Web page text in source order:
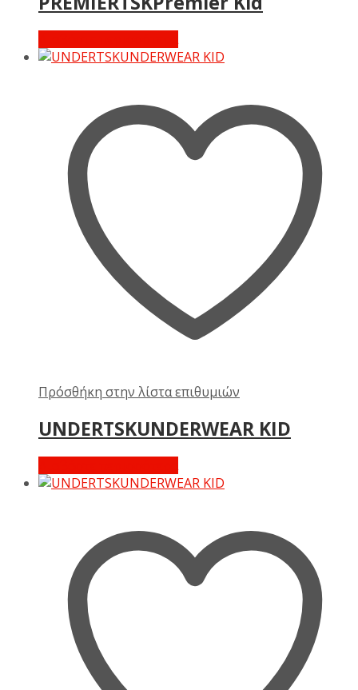
Πρόσθήκη στην λίστα επιθυμιών
UNDERTSKUNDERWEAR KID